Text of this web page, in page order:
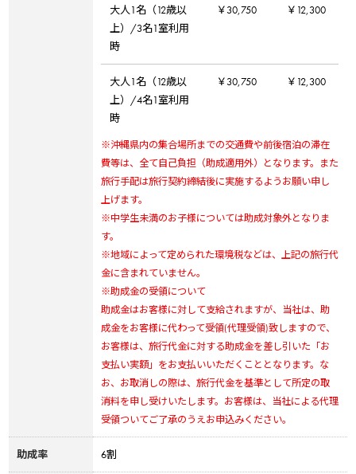
大人1名（12歳以
上）/3名1室利用
時
￥30,750 ￥12,300
大人1名（12歳以
上）/4名1室利用
時
￥30,750 ￥12,300
※沖縄県内の集合場所までの交通費や前後宿泊の滞在
費等は、全て自己負担（助成適用外）となります。また
旅行手配は旅行契約締結後に実施するようお願い申し
上げます。
※中学生未満のお子様については助成対象外となりま
す。
※地域によって定められた環境税などは、上記の旅行代
金に含まれていません。
※助成金の受領について
助成金はお客様に対して支給されますが、当社は、助
成金をお客様に代わって受領(代理受領)致しますので、
お客様は、旅行代金に対する助成金を差し引いた「お
支払い実額」をお支払いいただくこととなります。な
お、お取消しの際は、旅行代金を基準として所定の取
消料を申し受けいたします。お客様は、当社による代理
受領ついてご了承のうえお申込みください。
助成率 6割